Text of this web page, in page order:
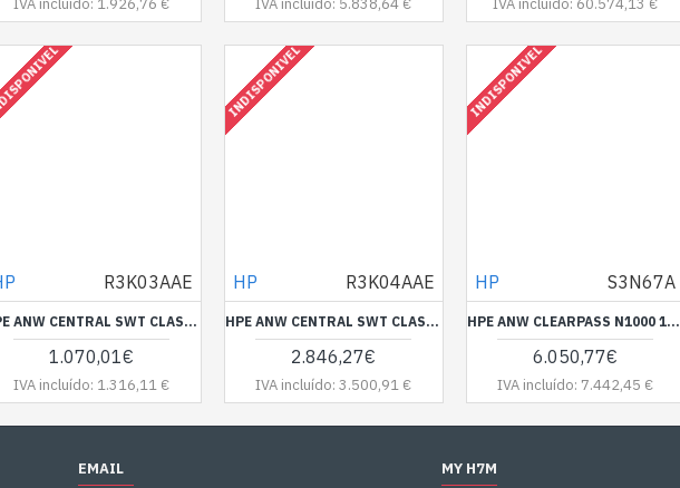
IVA incluído: 1.926,76 € IVA incluído: 5.838,64 € IVA incluído: 60.574,13 €
R3K03AAE
HPE ANW CENTRAL SWT CLASS-5 FND 1Y E-STU R3K03AAE
1.070,01€
IVA incluído: 1.316,11 €
INDISPONIVEL
HP R3K04AAE
HPE ANW CENTRAL SWT CLASS-5 FND 3Y E-STU R3K04AAE
2.846,27€
IVA incluído: 3.500,91 €
INDISPONIVEL
HP S3N67A
HPE ANW CLEARPASS N1000 1G HW APP S3N67A
6.050,77€
IVA incluído: 7.442,45 €
EMAIL MY H7M